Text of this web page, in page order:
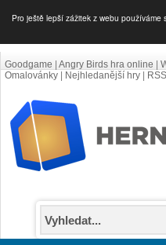
Pro ještě lepší zážitek z webu
Goodgame Angry Birds hra online
Omalovánky
Nejhledanější hry RSS